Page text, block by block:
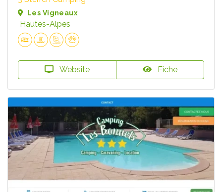
Les Vigneaux
Hautes-Alpes
Website Fiche